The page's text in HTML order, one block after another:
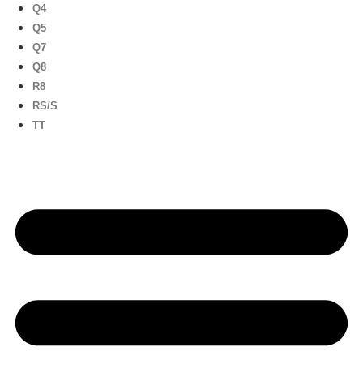
Q4
Q5
Q7
Q8
R8
RS/S
TT